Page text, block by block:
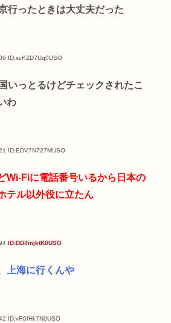
行ったときは大丈夫だった
ID:scKZD7Uq0USO
いっとるけどチェックされたこ
わ
ID:EDV7N727MUSO
Wi-Fiに電話番号いるから日本の
テル以外役に立たん
ID:DD4mjktK0USO
上海に行くんや
ID:vR0fHk7N0USO